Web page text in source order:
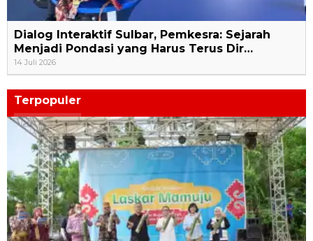
Dialog Interaktif Sulbar, Pemkesra: Sejarah
Menjadi Pondasi yang Harus Terus Dir…
14 Juli 2026
Terpopuler